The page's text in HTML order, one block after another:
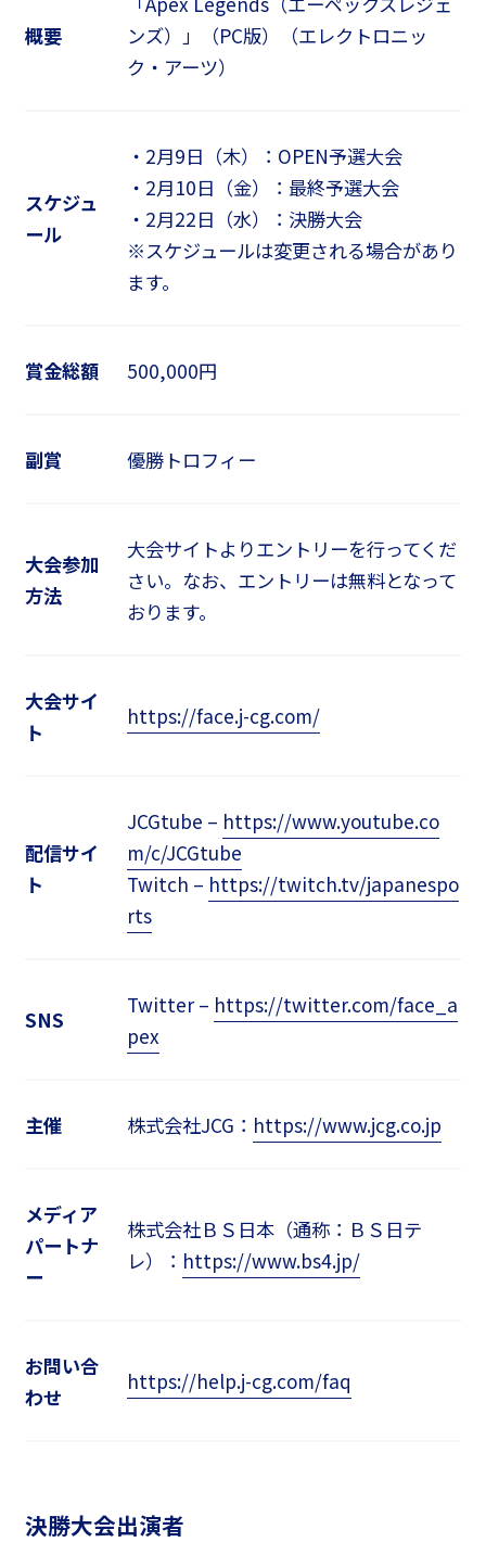
概要
ンズ）」（PC版）（エレクトロニッ
ク・アーツ）
スケジュ
ール
・2月9日（木）：OPEN予選大会
・2月10日（金）：最終予選大会
・2月22日（水）：決勝大会
※スケジュールは変更される場合があり
ます。
賞金総額 500,000円
副賞 優勝トロフィー
大会参加
方法
大会サイトよりエントリーを行ってくだ
さい。なお、エントリーは無料となって
おります。
大会サイ
ト
https://face.j-cg.com/
配信サイ
ト
JCGtube – https://www.youtube.co
m/c/JCGtube
Twitch – https://twitch.tv/japanespo
rts
SNS
Twitter – https://twitter.com/face_a
pex
主催 株式会社JCG： https://www.jcg.co.jp
メディア
パートナ
ー
株式会社ＢＳ日本（通称：ＢＳ日テ
レ）： https://www.bs4.jp/
お問い合
わせ
https://help.j-cg.com/faq
決勝大会出演者